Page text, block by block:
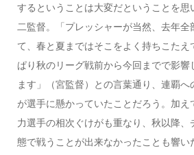
するということは大変だということを思
二監督。「プレッシャーが当然、去年全
て、春と夏まではそこをよく持ちこたえ
ぱり秋のリーグ戦前から今回までで影響
ます」（宮監督）との言葉通り、連覇
が選手に懸かっていたことだろう。加え
力選手の相次ぐけがも重なり、秋以降、
態で戦うことが出来なかったことも響い